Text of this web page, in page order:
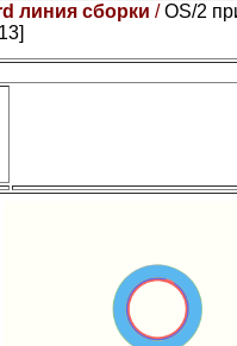
линия сборки /OS/2